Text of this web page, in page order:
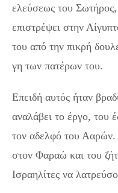
ελεύσεως του
επιστρέψει στην
του από την πικρή
γη των πατέρων του.
Επειδή αυτός ήταν
αναλάβει το έργο, του
τον αδελφό του Ααρών.
στον Φαραώ και του
Ισραηλίτες να